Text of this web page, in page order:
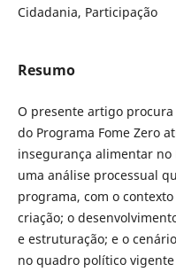
Cidadania, Participação
Resumo
O presente artigo
do Programa Fome Zero
insegurança alimentar no
uma análise processual
programa, com o
criação; o
e estruturação; e o
no quadro político